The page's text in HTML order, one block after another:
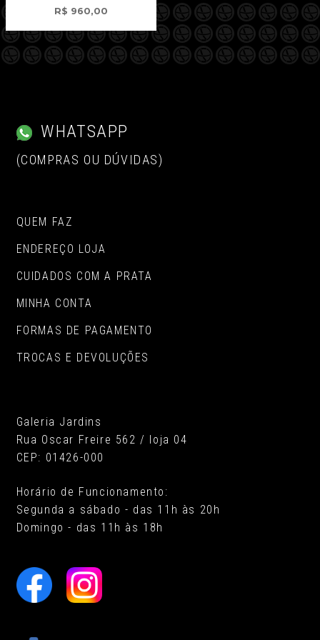
R$ 960,00
WHATSAPP
(COMPRAS OU DÚVIDAS)
QUEM FAZ
ENDEREÇO LOJA
CUIDADOS COM A PRATA
MINHA CONTA
FORMAS DE PAGAMENTO
TROCAS E DEVOLUÇÕES
Galeria Jardins
Rua Oscar Freire 562 / loja 04
CEP: 01426-000
Horário de Funcionamento:
Segunda a sábado - das 11h às 20h
Domingo - das 11h às 18h